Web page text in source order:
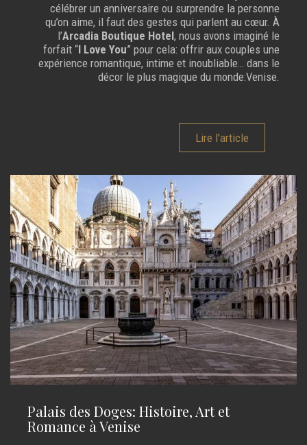
célébrer un anniversaire ou surprendre la personne
qu’on aime, il faut des gestes qui parlent au cœur. À
l’Arcadia Boutique Hotel, nous avons imaginé le
forfait “I Love You” pour cela: offrir aux couples une
expérience romantique, intime et inoubliable… dans le
décor le plus magique du monde:Venise.
Lire l'article
Palais des Doges: Histoire, Art et
Romance à Venise